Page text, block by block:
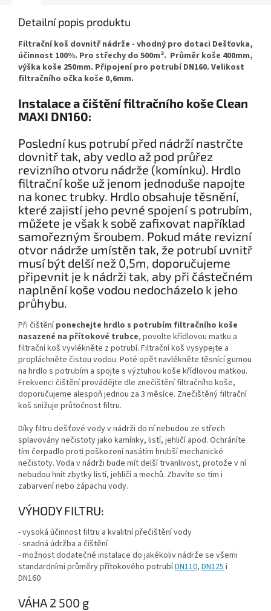
Detailní popis produktu
Filtrační koš dovnitř nádrže - vhodný pro dotaci Dešťovka,
účinnost 100%. Pro střechy do 500m2. Průměr koše 400mm,
výška koše 250mm. Připojení pro potrubí DN160. Velikost
filtračního očka koše 0,6mm.
Instalace a čištění filtračního koše Clean
MAXI DN160:
Poslední kus potrubí před nádrží nastrčte
dovnitř tak, aby vedlo až pod průřez
revizního otvoru nádrže (komínku). Hrdlo
filtrační koše už jenom jednoduše napojte
na konec trubky. Hrdlo obsahuje těsnění,
které zajistí jeho pevné spojení s potrubím,
můžete je však k sobě zafixovat například
samořezným šroubem. Pokud máte revizní
otvor nádrže umístěn tak, že potrubí uvnitř
musí být delší než 0,5m, doporučujeme
připevnit je k nádrži tak, aby při částečném
naplnění koše vodou nedocházelo k jeho
průhybu.
Při čištěníponechejte hrdlo s potrubím filtračního koše
nasazené na přítokové trubce, povolte křídlovou matku a
filtrační koš vyvlékněte z potrubí. Filtrační koš vysypejte a
propláchněte čistou vodou. Poté opět navlékněte těsnící gumou
na hrdlo s potrubím a spojte s výztuhou koše křídlovou matkou.
Frekvenci čištění provádějte dle znečištění filtračního koše,
doporučujeme alespoň jednou za 3 měsíce. Znečištěný filtrační
koš snižuje průtočnost filtru.
Díky filtru dešťové vody v nádrži do ní nebudou ze střech
splavovány nečistoty jako kamínky, listí, jehličí apod. Ochráníte
tím čerpadlo proti poškození nasátím hrubší mechanické
nečistoty. Voda v nádrži bude mít delší trvanlivost, protože v ní
nebudou hnít zbytky listí, jehličí a mechů. Zbavíte se tím i
zabarvení nebo zápachu vody.
VÝHODY FILTRU:
- vysoká účinnost filtru a kvalitní přečištění vody
- snadná údržba a čištění
- možnost dodatečné instalace do jakékoliv nádrže se všemi
standardními průměry přítokového potrubíDN110, DN125i
DN160
VÁHA 2 500 g